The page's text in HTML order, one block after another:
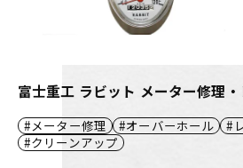
富士重工 ラビット メーター修理
メーター修理 オーバーホール
クリーンアップ